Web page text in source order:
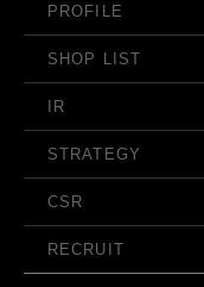
PROFILE
SHOP LIST
IR
STRATEGY
CSR
RECRUIT